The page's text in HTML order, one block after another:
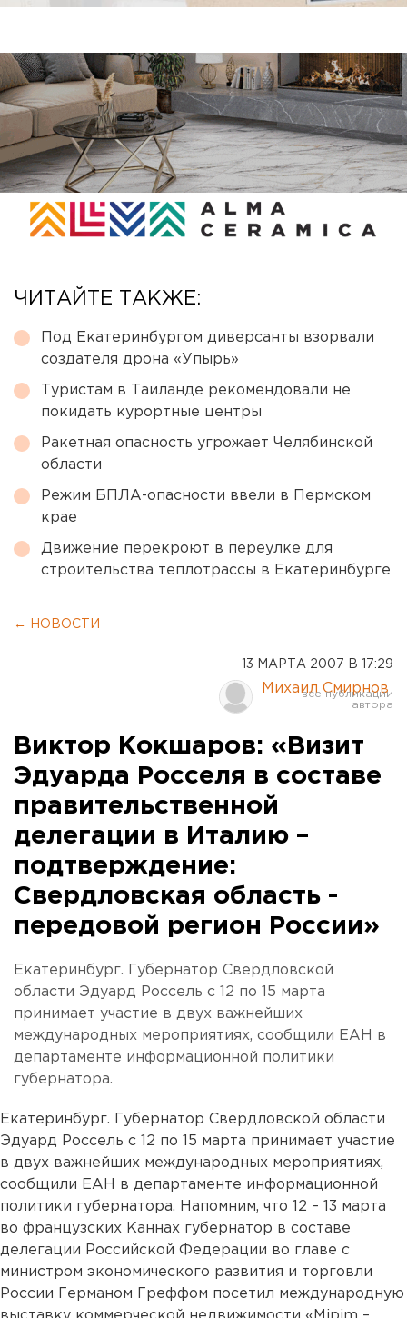
ЧИТАЙТЕ ТАКЖЕ:
Под Екатеринбургом диверсанты взорвали
создателя дрона «Упырь»
Туристам в Таиланде рекомендовали не
покидать курортные центры
Ракетная опасность угрожает Челябинской
области
Режим БПЛА-опасности ввели в Пермском
крае
Движение перекроют в переулке для
строительства теплотрассы в Екатеринбурге
← НОВОСТИ
13 МАРТА 2007 В 17:29
Михаил Смирнов
Виктор Кокшаров: «Визит
Эдуарда Росселя в составе
правительственной
делегации в Италию –
подтверждение:
Свердловская область -
передовой регион России»
Екатеринбург. Губернатор Свердловской
области Эдуард Россель с 12 по 15 марта
принимает участие в двух важнейших
международных мероприятиях, сообщили ЕАН в
департаменте информационной политики
губернатора.
Екатеринбург. Губернатор Свердловской области
Эдуард Россель с 12 по 15 марта принимает участие
в двух важнейших международных мероприятиях,
сообщили ЕАН в департаменте информационной
политики губернатора. Напомним, что 12 – 13 марта
во французских Каннах губернатор в составе
делегации Российской Федерации во главе с
министром экономического развития и торговли
России Германом Греффом посетил международную